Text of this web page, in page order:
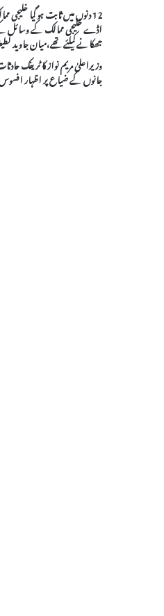
12 دنوں میں ثابت ہو گیا خلیجی
اڈے خلیجی ممالک کے وسائل
جھکانے کیلئے تھے،میان جاوید
وزیراعلیٰ مریم نواز کا ٹریفک
جانوں کے ضیاع پر اظہار